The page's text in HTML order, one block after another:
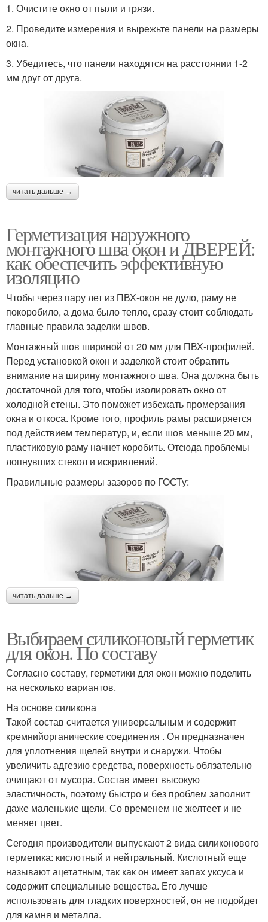
1. Очистите окно от пыли и грязи.
2. Проведите измерения и вырежьте панели на размеры
окна.
3. Убедитесь, что панели находятся на расстоянии 1-2
мм друг от друга.
читать дальше →
Герметизация наружного
монтажного шва окон и ДВЕРЕЙ:
как обеспечить эффективную
изоляцию
Чтобы через пару лет из ПВХ-окон не дуло, раму не
покоробило, а дома было тепло, сразу стоит соблюдать
главные правила заделки швов.
Монтажный шов шириной от 20 мм для ПВХ-профилей.
Перед установкой окон и заделкой стоит обратить
внимание на ширину монтажного шва. Она должна быть
достаточной для того, чтобы изолировать окно от
холодной стены. Это поможет избежать промерзания
окна и откоса. Кроме того, профиль рамы расширяется
под действием температур, и, если шов меньше 20 мм,
пластиковую раму начнет коробить. Отсюда проблемы
лопнувших стекол и искривлений.
Правильные размеры зазоров по ГОСТу:
читать дальше →
Выбираем силиконовый герметик
для окон. По составу
Согласно составу, герметики для окон можно поделить
на несколько вариантов.
На основе силикона
Такой состав считается универсальным и содержит
кремнийорганические соединения . Он предназначен
для уплотнения щелей внутри и снаружи. Чтобы
увеличить адгезию средства, поверхность обязательно
очищают от мусора. Состав имеет высокую
эластичность, поэтому быстро и без проблем заполнит
даже маленькие щели. Со временем не желтеет и не
меняет цвет.
Сегодня производители выпускают 2 вида силиконового
герметика: кислотный и нейтральный. Кислотный еще
называют ацетатным, так как он имеет запах уксуса и
содержит специальные вещества. Его лучше
использовать для гладких поверхностей, он не подойдет
для камня и металла.